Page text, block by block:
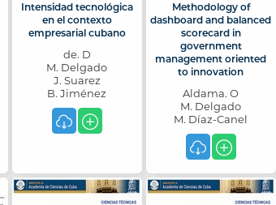
Intensidad tecnológica
en el contexto
empresarial cubano
de. D
M. Delgado
J. Suarez
B. Jiménez
Methodology of
dashboard and balanced
scorecard in
government
management oriented
to innovation
Aldama. O
M. Delgado
M. Díaz-Canel